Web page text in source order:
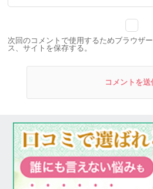
次回のコメントで使用するためブラウザ
ス、サイトを保存する。